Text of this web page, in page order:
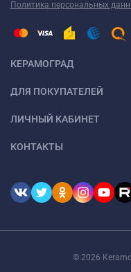
Политика персональных
КЕРАМОГРАД
ДЛЯ ПОКУПАТЕЛЕЙ
ЛИЧНЫЙ КАБИНЕТ
КОНТАКТЫ
© 2026